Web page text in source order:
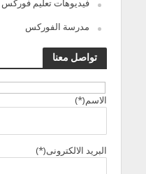
فيديوهات تعليم فوركس
مدرسة الفوركس
تواصل معنا
الاسم(*)
البريد الالكترونى(*)